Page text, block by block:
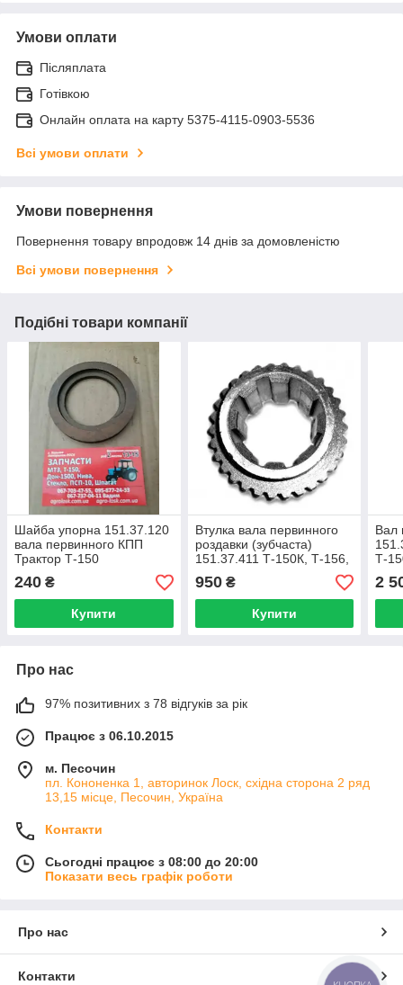
Умови оплати
Післяплата
Готівкою
Онлайн оплата на карту 5375-4115-0903-5536
Всі умови оплати
Умови повернення
Повернення товару впродовж 14 днів за домовленістю
Всі умови повернення
Подібні товари компанії
Шайба упорна 151.37.120
вала первинного КПП
Трактор Т-150
240 ₴
Купити
Втулка вала первинного
роздавки (зубчаста)
151.37.411 Т-150К, Т-156,
ХТЗ-17021, 17221, 16131 (
ХТЗ)
950₴
Купити
Вал
Т-
2
Про нас
97% позитивних з 78 відгуків за рік
Працює з 06.10.2015
м. Песочин
пл. Кононенка 1, авторинок Лоск, східна сторона 2 ряд
13,15 місце, Песочин, Україна
Контакти
Сьогодні працює з 08:00 до 20:00
Показати весь графік роботи
Про нас
Контакти